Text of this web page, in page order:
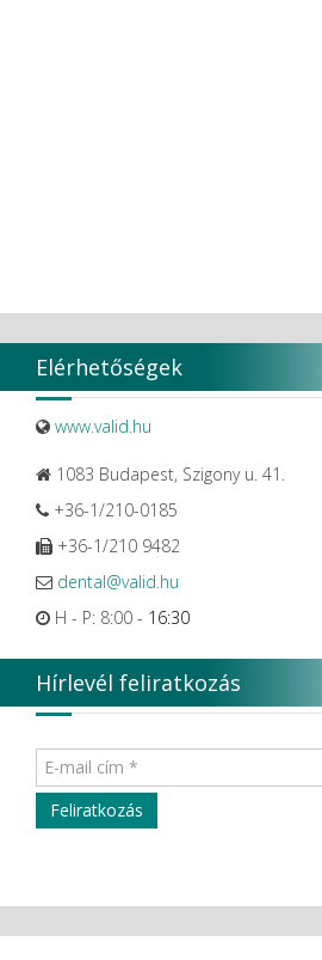
Elérhetőségek
www.valid.hu
1083 Budapest, Szigony u. 41.
+36-1/210-0185
+36-1/210 9482
dental@valid.hu
H - P: 8:00 - 16:30
Hírlevél feliratkozás